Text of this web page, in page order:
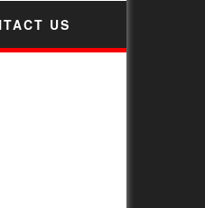
US